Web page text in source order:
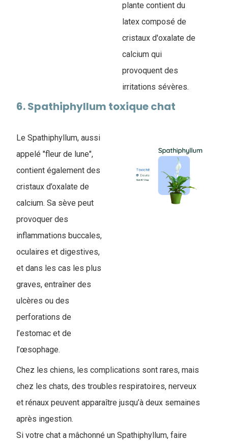
plante contient du
latex composé de
cristaux d'oxalate de
calcium qui
provoquent des
irritations sévères.
6. Spathiphyllum toxique chat
Le Spathiphyllum, aussi
appelé "fleur de lune",
contient également des
cristaux d’oxalate de
calcium. Sa sève peut
provoquer des
inflammations buccales,
oculaires et digestives,
et dans les cas les plus
graves, entraîner des
ulcères ou des
perforations de
l’estomac et de
l’œsophage.
Chez les chiens, les complications sont rares, mais
chez les chats, des troubles respiratoires, nerveux
et rénaux peuvent apparaître jusqu’à deux semaines
après ingestion.
Si votre chat a mâchonné un Spathiphyllum, faire